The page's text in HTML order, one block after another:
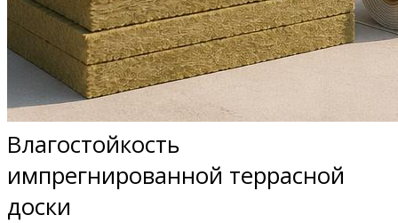
Влагостойкость
импрегнированной террасной
доски